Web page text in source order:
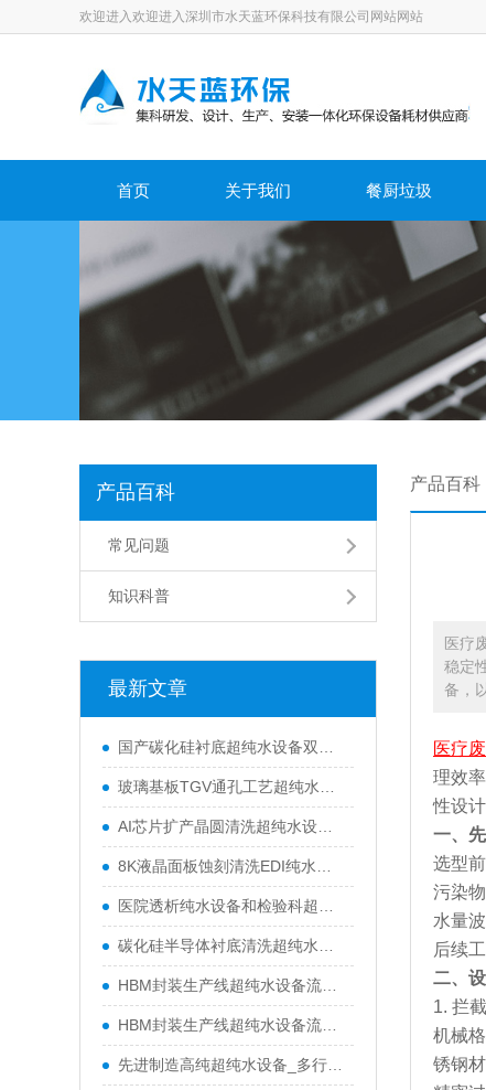
欢迎进入欢迎进入深圳市水天蓝环保科技有限公司网站网站
首页 关于我们 餐厨垃圾
产品百科
常见问题
知识科普
最新文章
​国产碳化硅衬底超纯水设备双级RO+EDI高纯水处理机组-水天蓝
玻璃基板TGV通孔工艺超纯水设备｜半导体晶圆清洗去离子水装置厂家-水天蓝
AI芯片扩产晶圆清洗超纯水设备选型方法｜半导体纯水设备厂家水天蓝
8K液晶面板蚀刻清洗EDI纯水设备_光电面板超纯水系统定制厂家-水天蓝
医院透析纯水设备和检验科超纯水机可以共用一套系统吗｜水天蓝
碳化硅半导体衬底清洗超纯水工艺搭配方案-水天蓝环保
HBM封装生产线超纯水设备流量怎么选？水天蓝定制适配产线纯水方案
HBM封装生产线超纯水设备流量怎么选？水天蓝定制适配产线纯水方案
先进制造高纯超纯水设备_多行业一体化纯水成套设备厂家-水天蓝
产品百科
医疗
稳定
备，
医疗
理效
性设
一、
选型
污染
水量
后续
二、
1. 拦
机械
锈钢